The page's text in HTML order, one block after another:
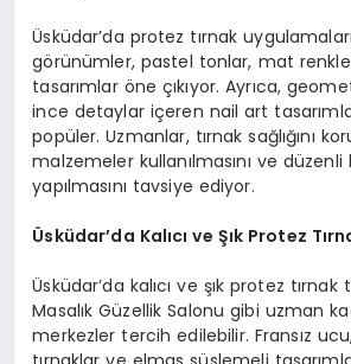
Üsküdar’da protez tırnak
görünümler, pastel tonlar, mat
tasarımlar öne çıkıyor. Ayrıca,
ince detaylar içeren nail art
popüler. Uzmanlar, tırnak sağlığını
malzemeler kullanılmasını ve düzenli
yapılmasını tavsiye ediyor.
Üsküdar’da Kalıcı ve Şık Protez
Üsküdar’da kalıcı ve şık protez tırnak
Masalık Güzellik Salonu gibi uzman
merkezler tercih edilebilir. Fransız